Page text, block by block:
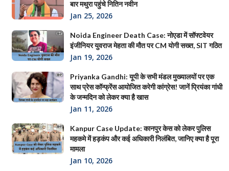
बार मथुरा पहुंचे नितिन नवीन
Jan 25, 2026
Noida Engineer Death Case: नोएडा में सॉफ्टवेयर
इंजीनियर युवराज मेहता की मौत पर CM योगी सख्त, SIT गठित
Jan 19, 2026
Priyanka Gandhi: यूपी के सभी मंडल मुख्यालयों पर एक
साथ प्रेस कॉन्फ्रेंस आयोजित करेगी कांग्रेस! जानें प्रियंका गांधी
के जन्मदिन को लेकर क्या है खास
Jan 11, 2026
Kanpur Case Update: कानपुर केस को लेकर पुलिस
महकमे में हड़कंप और कई अधिकारी निलंबित, जानिए क्या है पूरा
मामला
Jan 10, 2026